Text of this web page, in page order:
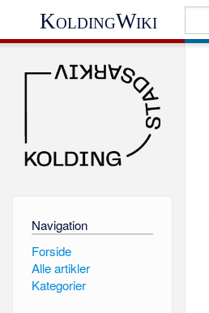
KoldingWiki
Navigation
Forside
Alle artikler
Kategorier